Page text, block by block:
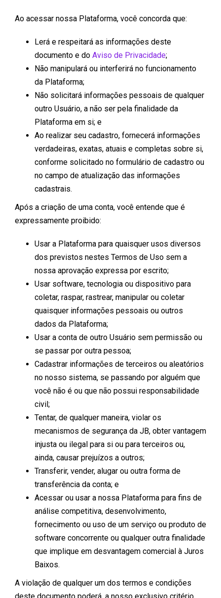
Ao acessar nossa Plataforma, você concorda que:
Lerá e respeitará as informações deste
documento e do Aviso de Privacidade;
Não manipulará ou interferirá no funcionamento
da Plataforma;
Não solicitará informações pessoais de qualquer
outro Usuário, a não ser pela finalidade da
Plataforma em si; e
Ao realizar seu cadastro, fornecerá informações
verdadeiras, exatas, atuais e completas sobre si,
conforme solicitado no formulário de cadastro ou
no campo de atualização das informações
cadastrais.
Após a criação de uma conta, você entende que é
expressamente proibido:
Usar a Plataforma para quaisquer usos diversos
dos previstos nestes Termos de Uso sem a
nossa aprovação expressa por escrito;
Usar software, tecnologia ou dispositivo para
coletar, raspar, rastrear, manipular ou coletar
quaisquer informações pessoais ou outros
dados da Plataforma;
Usar a conta de outro Usuário sem permissão ou
se passar por outra pessoa;
Cadastrar informações de terceiros ou aleatórios
no nosso sistema, se passando por alguém que
você não é ou que não possui responsabilidade
civil;
Tentar, de qualquer maneira, violar os
mecanismos de segurança da JB, obter vantagem
injusta ou ilegal para si ou para terceiros ou,
ainda, causar prejuízos a outros;
Transferir, vender, alugar ou outra forma de
transferência da conta; e
Acessar ou usar a nossa Plataforma para fins de
análise competitiva, desenvolvimento,
fornecimento ou uso de um serviço ou produto de
software concorrente ou qualquer outra finalidade
que implique em desvantagem comercial à Juros
Baixos.
A violação de qualquer um dos termos e condições